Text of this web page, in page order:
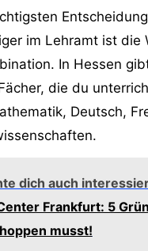
im Lehramt ist die
In Hessen
die du
Deutsch,
dich auch
Frankfurt: 5
musst!